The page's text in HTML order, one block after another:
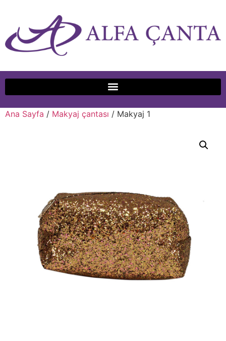
Ana Sayfa / Makyaj çantası / Makyaj 1